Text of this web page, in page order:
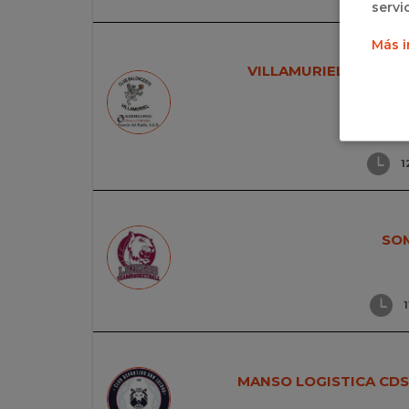
VILLAMURIEL, CUNA
MANSO LOGISTICA
Más